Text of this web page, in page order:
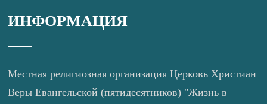
ИНФОРМАЦИЯ
Местная религиозная организация Церковь Христиан
Веры Евангельской (пятидесятников) "Жизнь в